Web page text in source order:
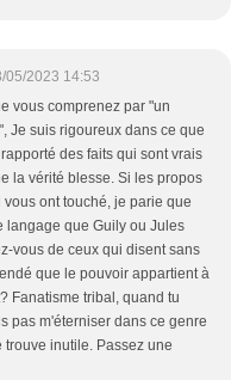
05/2023 14:53
vous comprenez par "un
Je suis rigoureux dans ce que
des faits qui sont vrais
la vérité blesse. Si les propos
ont touché, je parie que
langage que Guily ou Jules
vous de ceux qui disent sans
que le pouvoir appartient à
Fanatisme tribal, quand tu
pas m'éterniser dans ce genre
inutile. Passez une